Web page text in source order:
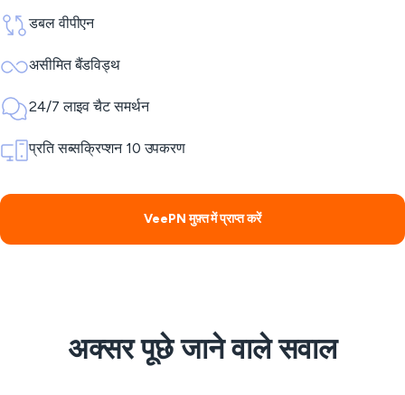
डबल वीपीएन
असीमित बैंडविड्थ
24/7 लाइव चैट समर्थन
प्रति सब्सक्रिप्शन 10 उपकरण
VeePN मुफ़्त में प्राप्त करें
अक्सर पूछे जाने वाले सवाल